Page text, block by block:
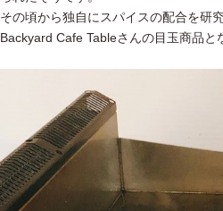
その頃から独自にスパイスの配合を研
Backyard Cafe Tableさんの目玉商品と